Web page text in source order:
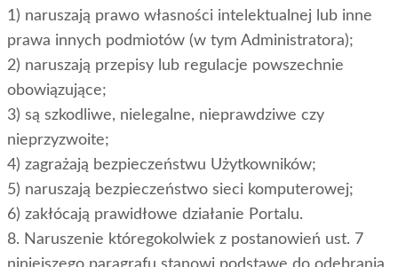
1) naruszają prawo własności intelektualnej lub inne
prawa innych podmiotów (w tym Administratora);
2) naruszają przepisy lub regulacje powszechnie
obowiązujące;
3) są szkodliwe, nielegalne, nieprawdziwe czy
nieprzyzwoite;
4) zagrażają bezpieczeństwu Użytkowników;
5) naruszają bezpieczeństwo sieci komputerowej;
6) zakłócają prawidłowe działanie Portalu.
8. Naruszenie któregokolwiek z postanowień ust. 7